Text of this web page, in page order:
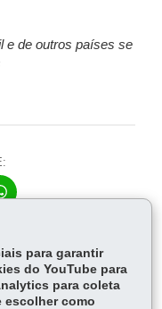
e de outros países se
Ap
p
para garantir
do YouTube para
para coleta
escolher como